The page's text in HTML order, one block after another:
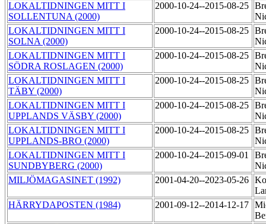
LOKALTIDNINGEN MITT I
SOLLENTUNA (2000)
2000-10-24--2015-08-25
LOKALTIDNINGEN MITT I
SOLNA (2000)
2000-10-24--2015-08-25
LOKALTIDNINGEN MITT I
SÖDRA ROSLAGEN (2000)
2000-10-24--2015-08-25
LOKALTIDNINGEN MITT I
TÄBY (2000)
2000-10-24--2015-08-25
LOKALTIDNINGEN MITT I
UPPLANDS VÄSBY (2000)
2000-10-24--2015-08-25
LOKALTIDNINGEN MITT I
UPPLANDS-BRO (2000)
2000-10-24--2015-08-25
LOKALTIDNINGEN MITT I
SUNDBYBERG (2000)
2000-10-24--2015-09-01
MILJÖMAGASINET (1992)
2001-04-20--2023-05-26
HÄRRYDAPOSTEN (1984)
2001-09-12--2014-12-17